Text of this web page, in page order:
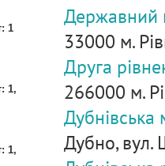
1
1,
1,
Державний
33000 м.
Друга
266000 м.
Дубнівська
Дубно, вул.